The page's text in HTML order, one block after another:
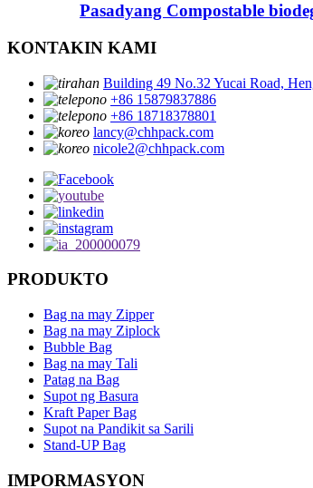
Pasadyang Compostable
KONTAKIN KAMI
Building 49 No.32 Yucai Road,
+86 15879837886
+86 18718378801
lancy@chhpack.com
nicole2@chhpack.com
PRODUKTO
Bag na may Zipper
Bag na may Ziplock
Bubble Bag
Bag na may Tali
Patag na Bag
Supot ng Basura
Kraft Paper Bag
Supot na Pandikit sa Sarili
Stand-UP Bag
IMPORMASYON